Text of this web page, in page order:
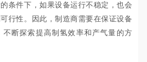
条件下，如果设备运行不稳定，也会
行性。因此，制造商需要在保证设备
不断探索提高制氢效率和产气量的方